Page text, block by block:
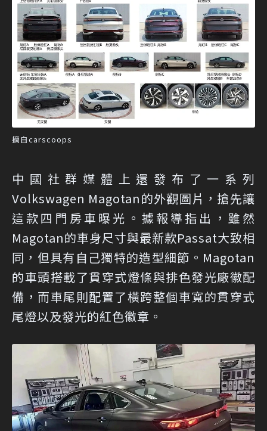
摘自carscoops
中國社群媒體上還發布了一系列
Volkswagen Magotan的外觀圖片，搶先讓
這款四門房車曝光。據報導指出，雖然
Magotan的車身尺寸與最新款Passat大致相
同，但具有自己獨特的造型細節。Magotan
的車頭搭載了貫穿式燈條與排色發光廠徽配
備，而車尾則配置了橫跨整個車寬的貫穿式
尾燈以及發光的紅色徽章。